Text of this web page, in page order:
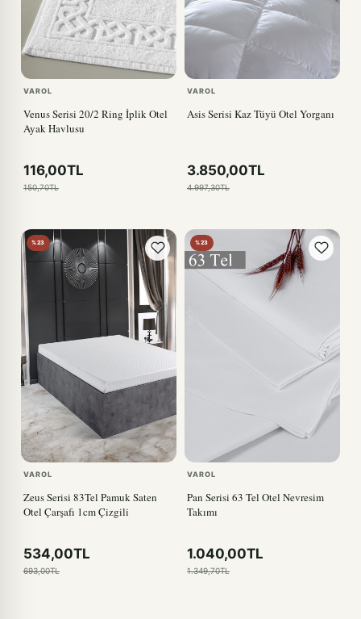
VAROL
Venus Serisi 20/2 Ring İplik Otel
Ayak Havlusu
116,00TL
150,70TL
VAROL
Asis Serisi Kaz Tüyü Otel Yorganı
3.850,00TL
4.997,30TL
%23
VAROL
Zeus Serisi 83Tel Pamuk Saten
Otel Çarşafı 1cm Çizgili
534,00TL
693,00TL
%23
VAROL
Pan Serisi 63 Tel Otel Nevresim
Takımı
1.040,00TL
1.349,70TL